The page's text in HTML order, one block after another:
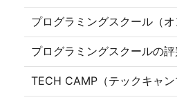
プログラミングスクール（
プログラミングスクールの
TECH CAMP（テックキャ